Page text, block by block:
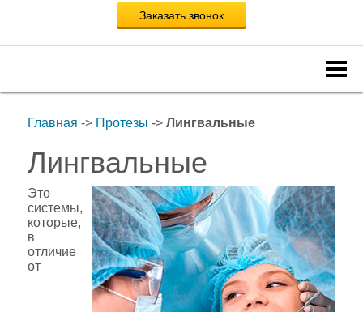
Заказать звонок
Главная -> Протезы -> Лингвальные
Лингвальные
Это
системы,
которые,
в
отличие
от